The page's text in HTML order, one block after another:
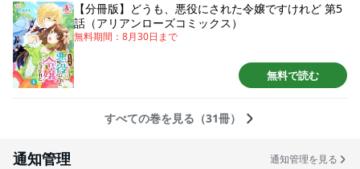
【分冊版】どうも、悪役にされた令嬢ですけれど 第5
話（アリアンローズコミックス）
無料期間： 8月30日 まで
無料で読む
すべての巻を見る（31冊）
通知管理 通知管理を見る